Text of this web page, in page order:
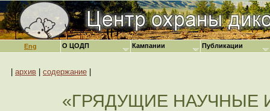
Eng
архив содержание
«ГРЯДУЩИЕ НАУЧНЫЕ
О ЦОДП Кампании Публикации